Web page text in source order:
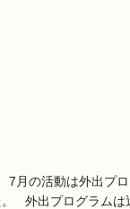
月の活動は外出プロ
外出プログラムは